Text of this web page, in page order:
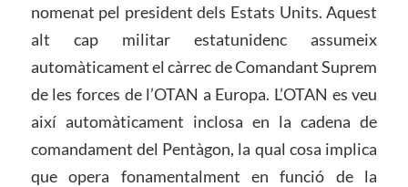
nomenat pel president dels Estats Units. Aquest
alt cap militar estatunidenc assumeix
automàticament el càrrec de Comandant Suprem
de les forces de l’OTAN a Europa. L’OTAN es veu
així automàticament inclosa en la cadena de
comandament del Pentàgon, la qual cosa implica
que opera fonamentalment en funció de la